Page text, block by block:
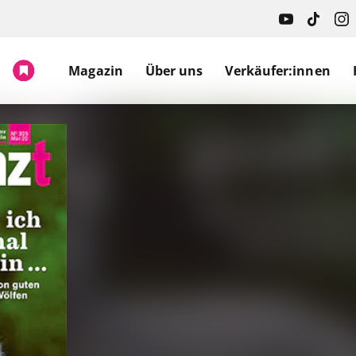
Magazin Über uns Verkäufer:innen